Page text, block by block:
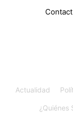
Actualidad
¿Quiénes